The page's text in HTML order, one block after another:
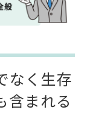
者へ依頼
なく生存
含まれる